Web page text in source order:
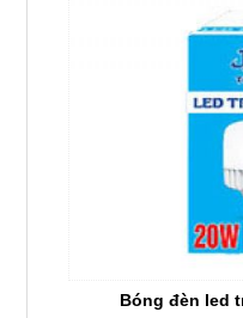
Bóng đèn led